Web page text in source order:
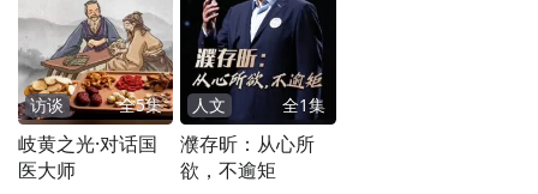
访谈 全5集
岐黄之光·对话国
医大师
人文 全1集
濮存昕：从心所
欲，不逾矩